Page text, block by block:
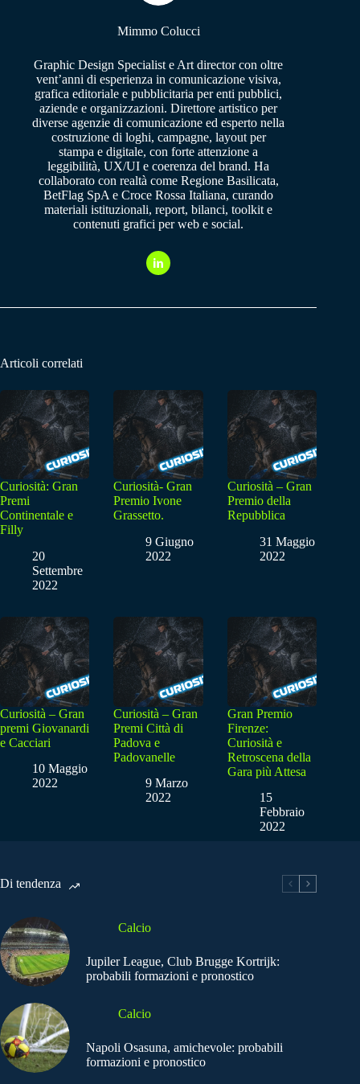
Mimmo Colucci
Graphic Design Specialist e Art director con oltre
vent’anni di esperienza in comunicazione visiva,
grafica editoriale e pubblicitaria per enti pubblici,
aziende e organizzazioni. Direttore artistico per
diverse agenzie di comunicazione ed esperto nella
costruzione di loghi, campagne, layout per
stampa e digitale, con forte attenzione a
leggibilità, UX/UI e coerenza del brand. Ha
collaborato con realtà come Regione Basilicata,
BetFlag SpA e Croce Rossa Italiana, curando
materiali istituzionali, report, bilanci, toolkit e
contenuti grafici per web e social.
Articoli correlati
Curiosità: Gran
Premi
Continentale e
Filly
20
Settembre
2022
Curiosità- Gran
Premio Ivone
Grassetto.
9 Giugno
2022
Curiosità – Gran
Premio della
Repubblica
31 Maggio
2022
Curiosità – Gran
premi Giovanardi
e Cacciari
10 Maggio
2022
Curiosità – Gran
Premi Città di
Padova e
Padovanelle
9 Marzo
2022
Gran Premio
Firenze:
Curiosità e
Retroscena della
Gara più Attesa
15
Febbraio
2022
Di tendenza
Calcio
Jupiler League, Club Brugge Kortrijk:
probabili formazioni e pronostico
Calcio
Napoli Osasuna, amichevole: probabili
formazioni e pronostico